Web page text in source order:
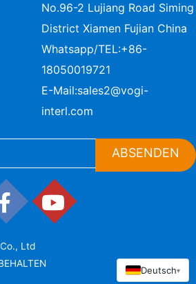
No.96-2 Lujiang Road Siming
District Xiamen Fujian China
Whatsapp/TEL:+86-
18050019721
E-Mail:sales2@vogi-
interl.com
ABSENDEN
Ltd
Deutsch▾